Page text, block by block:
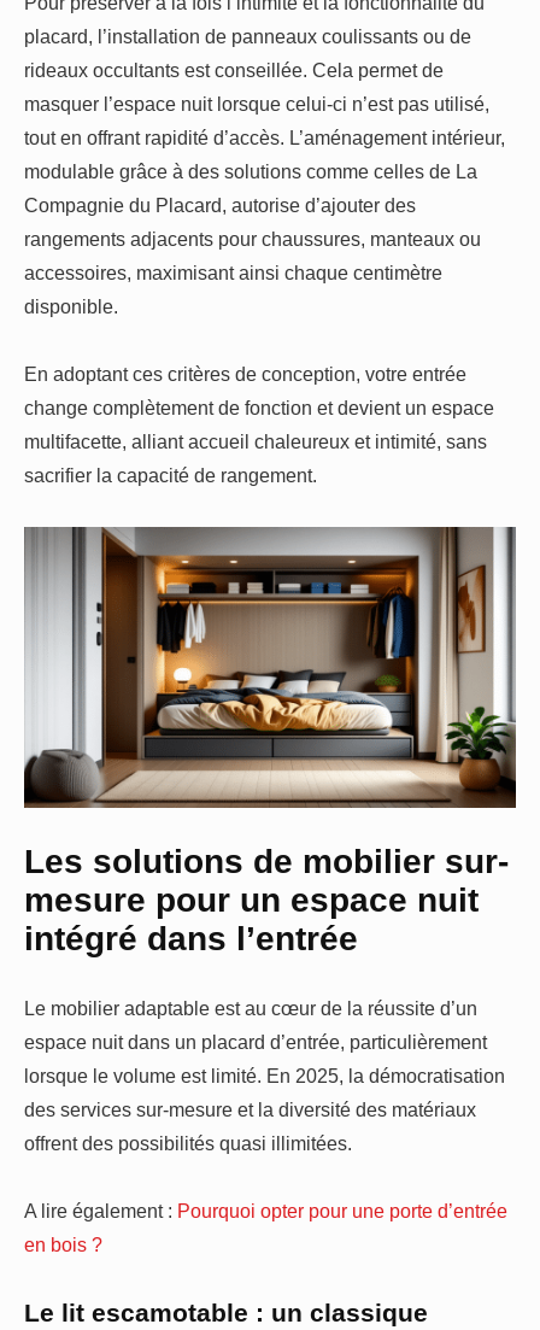
placard, l’installation de panneaux coulissants ou de
rideaux occultants est conseillée. Cela permet de
masquer l’espace nuit lorsque celui-ci n’est pas utilisé,
tout en offrant rapidité d’accès. L’aménagement intérieur,
modulable grâce à des solutions comme celles de La
Compagnie du Placard, autorise d’ajouter des
rangements adjacents pour chaussures, manteaux ou
accessoires, maximisant ainsi chaque centimètre
disponible.
En adoptant ces critères de conception, votre entrée
change complètement de fonction et devient un espace
multifacette, alliant accueil chaleureux et intimité, sans
sacrifier la capacité de rangement.
Les solutions de mobilier sur-
mesure pour un espace nuit
intégré dans l’entrée
Le mobilier adaptable est au cœur de la réussite d’un
espace nuit dans un placard d’entrée, particulièrement
lorsque le volume est limité. En 2025, la démocratisation
des services sur-mesure et la diversité des matériaux
offrent des possibilités quasi illimitées.
A lire également : Pourquoi opter pour une porte d’entrée
en bois ?
Le lit escamotable : un classique